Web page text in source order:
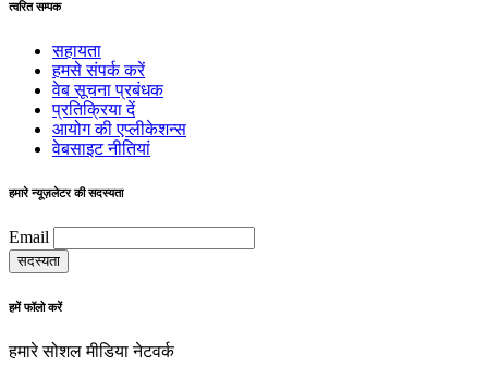
त्वरित सम्पक
सहायता
हमसे संपर्क करें
वेब सूचना प्रबंधक
प्रतिक्रिया दें
आयोग की एप्लीकेशन्स
वेबसाइट नीतियां
हमारे न्यूज़लेटर की सदस्यता
Email
हमें फॉलो करें
हमारे सोशल मीडिया नेटवर्क